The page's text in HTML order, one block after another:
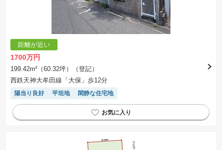
距離が近い
1700万円
199.42m²（60.32坪）（登記）
西鉄天神大牟田線「大保」歩12分
陽当り良好 平坦地 閑静な住宅地